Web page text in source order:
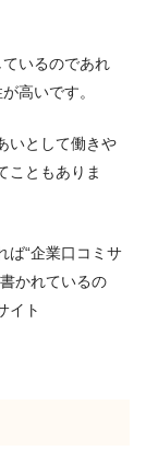
いるのであれ
高いです。
いとして働きや
こともありま
ば“企業口コミサ
かれているの
イト